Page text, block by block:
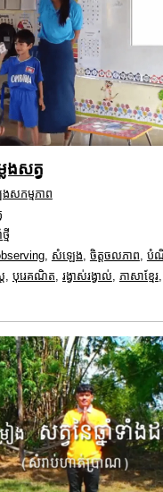
ងសត្វ
ងសកម្មភាព
មី
, សំឡេង ចិត្តចលភាព បំ
បុរេគណិត រង្វាស់រង្វាល់ ភាសាខ្មែរ,